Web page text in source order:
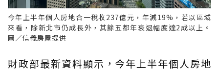
今年上半年個人房地合一稅收237億元，年減19%，若以區域
來看，除新北市仍成長外，其餘五都年衰退幅度達2成以上。
圖／信義房屋提供
財政部最新資料顯示，今年上半年個人房地